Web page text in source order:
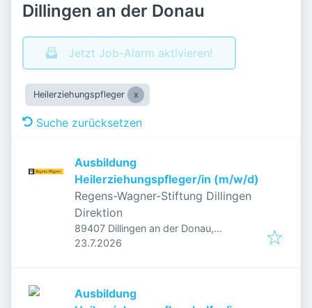
Dillingen an der Donau
Jetzt Job-Alarm aktivieren!
Heilerziehungspfleger
Suche zurücksetzen
Ausbildung
Heilerziehungspfleger/in (m/w/d)
Regens-Wagner-Stiftung Dillingen
Direktion
89407 Dillingen an der Donau,
Deutschland
Veröffentlicht
23.7.2026
Ausbildung